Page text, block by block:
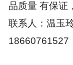
品质量 有保证
联系人：温玉